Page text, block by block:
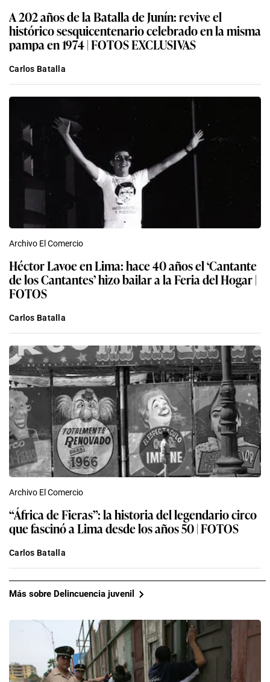
A 202 años de la Batalla de Junín: revive el
histórico sesquicentenario celebrado en la misma
pampa en 1974 | FOTOS EXCLUSIVAS
Carlos Batalla
Archivo El Comercio
Héctor Lavoe en Lima: hace 40 años el ‘Cantante
de los Cantantes’ hizo bailar a la Feria del Hogar |
FOTOS
Carlos Batalla
Archivo El Comercio
“África de Fieras”: la historia del legendario circo
que fascinó a Lima desde los años 50 | FOTOS
Carlos Batalla
Más sobre Delincuencia juvenil